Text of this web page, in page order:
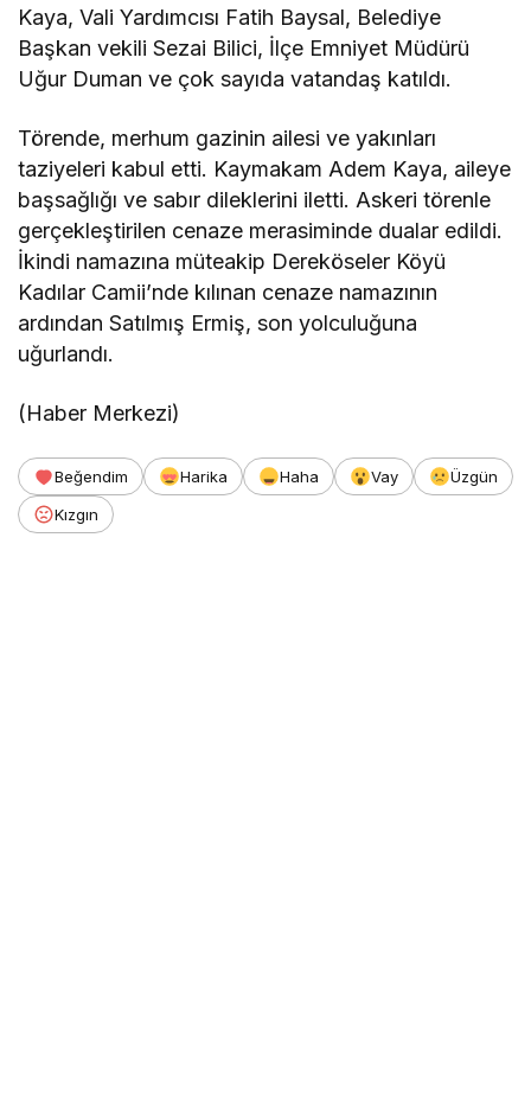
Kaya, Vali Yardımcısı Fatih Baysal, Belediye
Başkan vekili Sezai Bilici, İlçe Emniyet Müdürü
Uğur Duman ve çok sayıda vatandaş katıldı.
Törende, merhum gazinin ailesi ve yakınları
taziyeleri kabul etti. Kaymakam Adem Kaya, aileye
başsağlığı ve sabır dileklerini iletti. Askeri törenle
gerçekleştirilen cenaze merasiminde dualar edildi.
İkindi namazına müteakip Dereköseler Köyü
Kadılar Camii’nde kılınan cenaze namazının
ardından Satılmış Ermiş, son yolculuğuna
uğurlandı.
(Haber Merkezi)
Beğendim Harika Haha Vay
Üzgün
Kızgın